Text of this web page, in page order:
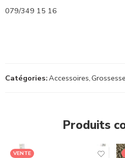
079/349 15 16
Catégories:Accessoires,Grossesse
Produits
VENTE